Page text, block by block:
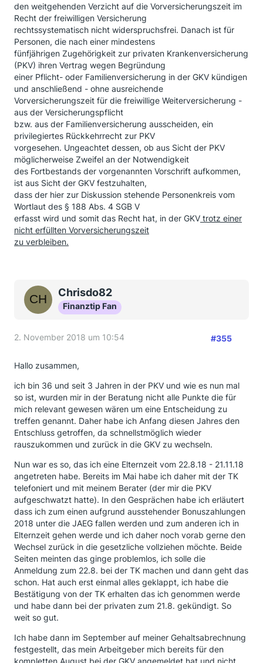
den weitgehenden Verzicht auf die Vorversicherungszeit im
Recht der freiwilligen Versicherung
rechtssystematisch nicht widerspruchsfrei. Danach ist für
Personen, die nach einer mindestens
fünfjährigen Zugehörigkeit zur privaten Krankenversicherung
(PKV) ihren Vertrag wegen Begründung
einer Pflicht- oder Familienversicherung in der GKV kündigen
und anschließend - ohne ausreichende
Vorversicherungszeit für die freiwillige Weiterversicherung -
aus der Versicherungspflicht
bzw. aus der Familienversicherung ausscheiden, ein
privilegiertes Rückkehrrecht zur PKV
vorgesehen. Ungeachtet dessen, ob aus Sicht der PKV
möglicherweise Zweifel an der Notwendigkeit
des Fortbestands der vorgenannten Vorschrift aufkommen,
ist aus Sicht der GKV festzuhalten,
dass der hier zur Diskussion stehende Personenkreis vom
Wortlaut des § 188 Abs. 4 SGB V
erfasst wird und somit das Recht hat, in der GKV trotz einer
nicht erfüllten Vorversicherungszeit
zu verbleiben.
Chrisdo82
Finanztip Fan
2. November 2018 um 10:54 #355
Hallo zusammen,
ich bin 36 und seit 3 Jahren in der PKV und wie es nun mal
so ist, wurden mir in der Beratung nicht alle Punkte die für
mich relevant gewesen wären um eine Entscheidung zu
treffen genannt. Daher habe ich Anfang diesen Jahres den
Entschluss getroffen, da schnellstmöglich wieder
rauszukommen und zurück in die GKV zu wechseln.
Nun war es so, das ich eine Elternzeit vom 22.8.18 - 21.11.18
angetreten habe. Bereits im Mai habe ich daher mit der TK
telefoniert und mit meinem Berater (der mir die PKV
aufgeschwatzt hatte). In den Gesprächen habe ich erläutert
dass ich zum einen aufgrund ausstehender Bonuszahlungen
2018 unter die JAEG fallen werden und zum anderen ich in
Elternzeit gehen werde und ich daher noch vorab gerne den
Wechsel zurück in die gesetzliche vollziehen möchte. Beide
Seiten meinten das ginge problemlos, ich solle die
Anmeldung zum 22.8. bei der TK machen und dann geht das
schon. Hat auch erst einmal alles geklappt, ich habe die
Bestätigung von der TK erhalten das ich genommen werde
und habe dann bei der privaten zum 21.8. gekündigt. So
weit so gut.
Ich habe dann im September auf meiner Gehaltsabrechnung
festgestellt, das mein Arbeitgeber mich bereits für den
kompletten August bei der GKV angemeldet hat und nicht